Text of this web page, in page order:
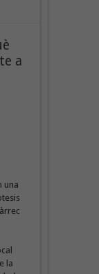
a
una
la